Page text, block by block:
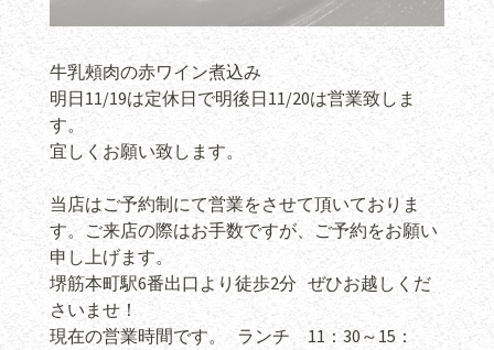
牛乳頰肉の赤ワイン煮込み
明日11/19は定休日で明後日11/20は営業致しま
す。
宜しくお願い致します。
当店はご予約制にて営業をさせて頂いておりま
す。ご来店の際はお手数ですが、ご予約をお願い
申し上げます。
堺筋本町駅6番出口より徒歩2分 ぜひお越しくだ
さいませ！
現在の営業時間です。 ランチ 11：30～15：